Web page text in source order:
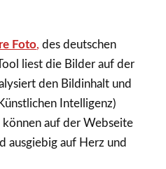
Foto, des deutschen
liest die Bilder auf der
den Bildinhalt und
Intelligenz)
auf der Webseite
ausgiebig auf Herz und